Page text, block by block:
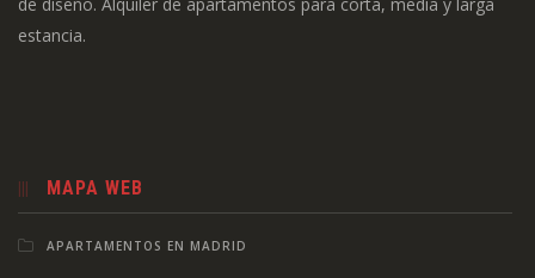
estancia.
MAPA WEB
APARTAMENTOS EN MADRID